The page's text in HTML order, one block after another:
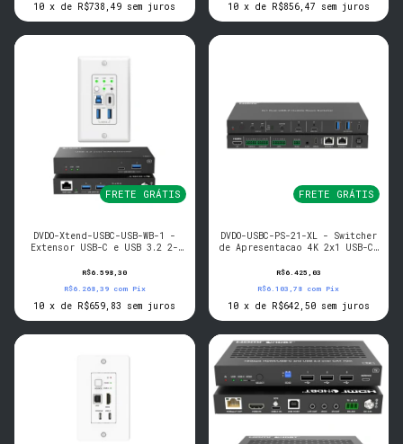
10 x de R$738,49 sem juros 10 x de R$856,47 sem juros
FRETE GRÁTIS
DVDO-Xtend-USBC-USB-WB-1 -
Extensor USB-C e USB 3.2 2-
R$6.598,30
R$6.268,39 com Pix
10 x de R$659,83 sem juros
FRETE GRÁTIS
DVDO-USBC-PS-21-XL - Switcher
de Apresentacao 4K 2x1 USB-C,
R$6.425,03
R$6.103,78 com Pix
10 x de R$642,50 sem juros